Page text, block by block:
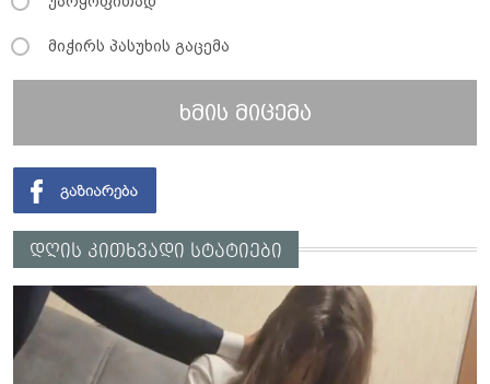
მიჭირს პასუხის გაცემა
ხმის მიცემა
დღის კითხვადი სტატიები